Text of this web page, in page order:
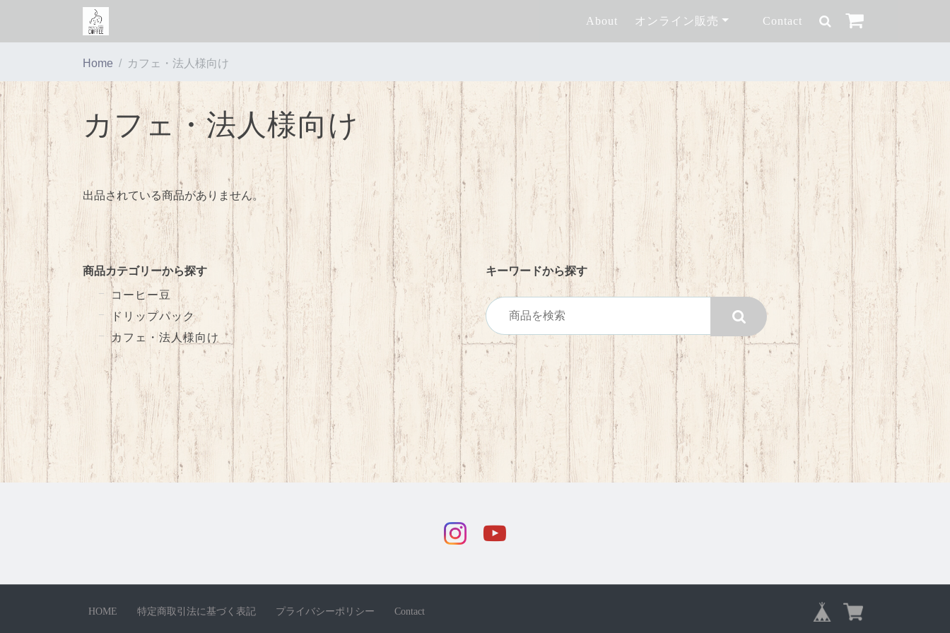
About オンライン販売 Contact
Home カフェ・法人様向け
カフェ・法人様向け
出品されている商品がありません。
商品カテゴリーから探す
コーヒー豆
ドリップパック
カフェ・法人様向け
キーワードから探す
HOME 特定商取引法に基づく表記 プライバシーポリシー Contact